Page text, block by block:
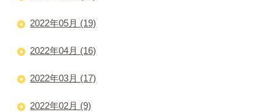
2022年05月 (19)
2022年04月 (16)
2022年03月 (17)
2022年02月 (9)